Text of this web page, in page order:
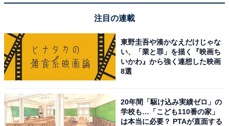
Dyson V7 Slim
Amazonで見る
Dyson「SV46 FF EX」
注目の連載
東野圭吾や湊かなえだけじゃな
い、「業と罪」を描く『映画ち
いかわ』から強く連想した映画
8選
20年間「駆け込み実績ゼロ」の
学校も…「こども110番の家」
は本当に必要？ PTAが直面する